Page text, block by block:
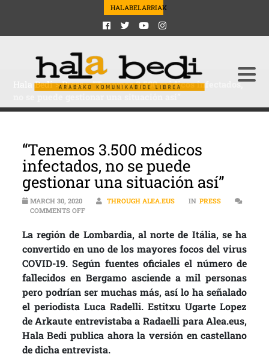
HALABELARRIAK
Hala Bedi>Press>“Tenemos 3.500 médicos infectados,
“Tenemos 3.500 médicos
infectados, no se puede
gestionar una situación así”
MARCH 30, 2020 THROUGH ALEA.EUS IN PRESS
COMMENTS OFFON “TENEMOS 3.500 MÉDICOS INFECTADOS, NO SE
La región de Lombardia, al norte de Itália, se ha
convertido en uno de los mayores focos del virus
COVID-19. Según fuentes oficiales el número de
fallecidos en Bergamo asciende a mil personas
pero podrían ser muchas más, así lo ha señalado
el periodista Luca Radelli. Estitxu Ugarte Lopez
de Arkaute entrevistaba a Radaelli para Alea.eus,
Hala Bedi publica ahora la versión en castellano
de dicha entrevista.